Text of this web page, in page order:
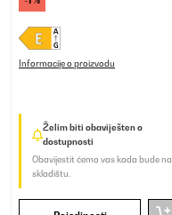
Informacije o proizvodu
Želim biti obaviješten o
dostupnosti
Obavijestit ćemo vas kada bude na
skladištu.